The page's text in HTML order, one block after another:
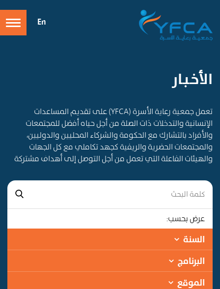
En
الأخـبـار
تعمل جمعية رعاية الأسرة (YFCA) على تقديم المساعدات
الإنسانية والتدخلات ذات الصلة من أجل حياه أفضل للمجتمعات
والأفراد بالتشارك مع الحكومة والشركاء المحليين والدوليين،
والمجتمعات الحضرية والريفية كجهد تكاملي مع كل الجهات
والهيئات الفاعلة التي تعمل من أجل التوصل إلى أهداف مشتركة
عرض بحسب:
السنة
البرنامج
الموقع